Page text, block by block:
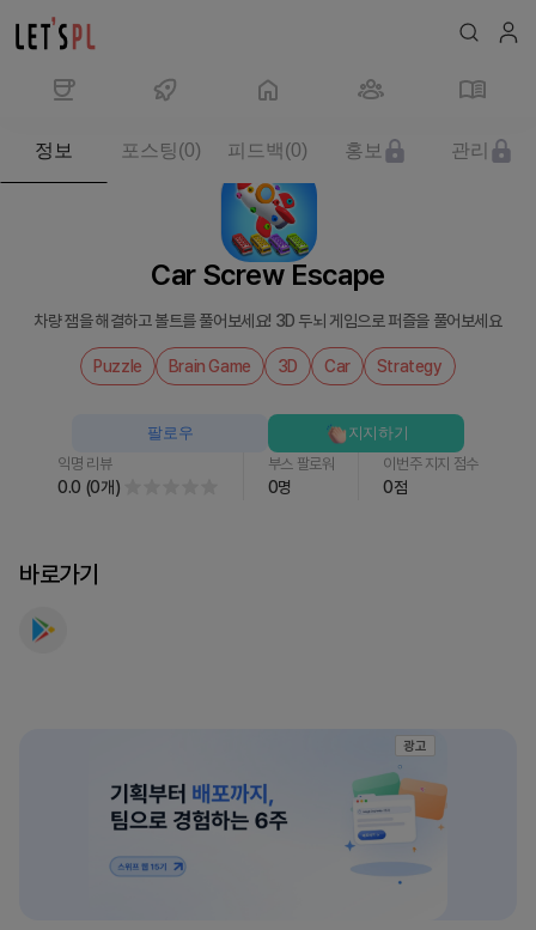
서
Escape
Car Screw Escape
차량 잼을 해결하고 볼트를 풀어보세요! 3D 두뇌 게임으로 퍼즐을 풀어보세요
Puzzle Brain Game 3D Car Strategy
익명 리뷰
0.0 (0개)
부스 팔로워
0명
이번주 지지 점수
0점
팔로우 지지하기
정보 포스팅(0) 피드백 (0) 홍보 관리
바로가기
광고